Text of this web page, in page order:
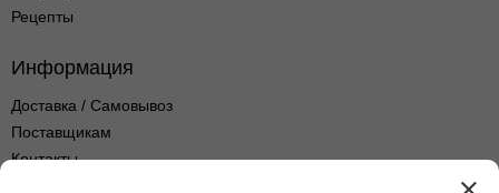
Рецепты
Информация
Доставка / Самовывоз
Поставщикам
Контакты